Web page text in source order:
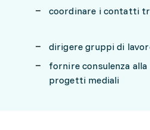
coordinare i contatti
dirigere gruppi di
fornire consulenza
progetti mediali